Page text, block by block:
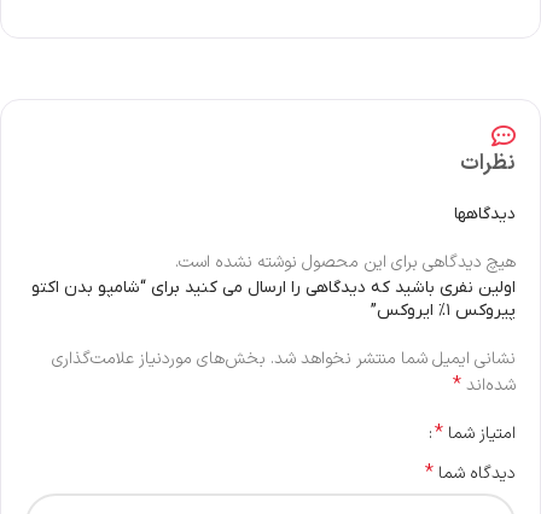
نظرات
دیدگاهها
هیچ دیدگاهی برای این محصول نوشته نشده است.
اولین نفری باشید که دیدگاهی را ارسال می کنید برای “شامپو بدن اکتو
پیروکس ۱% ایروکس”
نشانی ایمیل شما منتشر نخواهد شد. بخش‌های موردنیاز علامت‌گذاری
شده‌اند*
امتیاز شما *
دیدگاه شما *